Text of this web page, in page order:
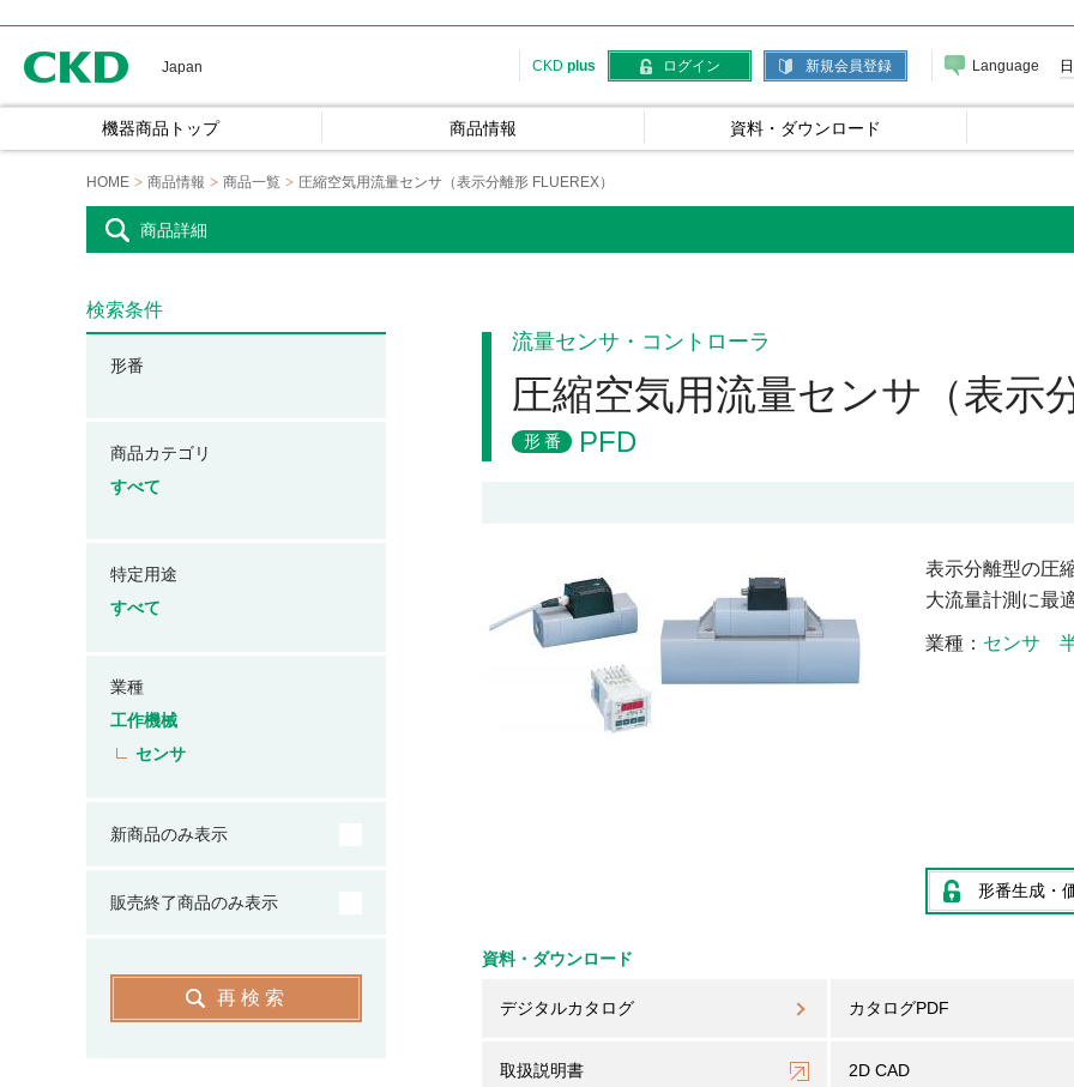
Japan CKD plus ログイン 新規会員登録 Language
機器商品トップ 商品情報 資料・ダウンロード
HOME 商品情報 商品一覧 圧縮空気用流量センサ（表示分離形 FLUEREX）
商品詳細
流量センサ・コントローラ
圧縮空気用流量センサ（表示
形番 PFD
表示分離型の圧
大流量計測に最
業種 センサ
形番生成・
資料・ダウンロード
デジタルカタログ カタログPDF
取扱説明書 2D CAD
検索条件
形番
商品カテゴリ
すべて
特定用途
すべて
業種
工作機械
センサ
新商品のみ表示
販売終了商品のみ表示
再検索